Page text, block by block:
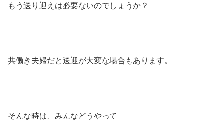
もう送り迎えは必要ないのでしょうか？
共働き夫婦だと送迎が大変な場合もあります。
そんな時は、みんなどうやって